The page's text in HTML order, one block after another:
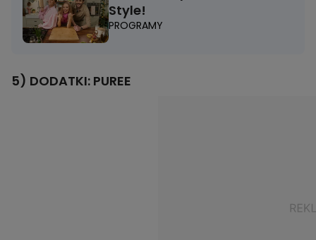
Style!
PROGRAMY
5) DODATKI: PUREE